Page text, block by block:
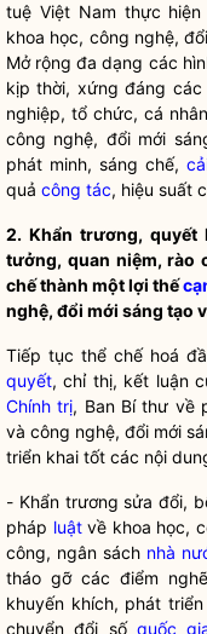
tuệ Việt Nam thực
khoa học, công nghệ,
Mở rộng đa dạng các
kịp thời, xứng đáng các
nghiệp, tổ chức, cá
công nghệ, đổi mới
phát minh, sáng chế,
quả công tác, hiệu suất
2. Khẩn trương,
tưởng, quan niệm, rào
chế thành một lợi thế
nghệ, đổi mới sáng tạo
Tiếp tục thể chế hoá
quyết, chỉ thị, kết luận
Chính trị, Ban Bí thư về
và công nghệ, đổi mới
triển khai tốt các nội
- Khẩn trương sửa đổi,
pháp luậtvề khoa học,
công, ngân sách nhà
tháo gỡ các điểm
khuyến khích, phát
chuyển đổi số quốc